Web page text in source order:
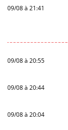
09/08 à 21:41
09/08 à 20:55
09/08 à 20:44
09/08 à 20:04